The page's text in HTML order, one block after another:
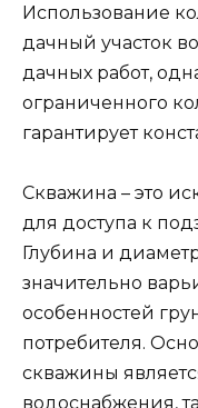
Использование
дачный участок
дачных работ,
ограниченного
гарантирует
Скважина – это
для доступа к
Глубина и
значительно
особенностей
потребителя.
скважины
водоснабжения,